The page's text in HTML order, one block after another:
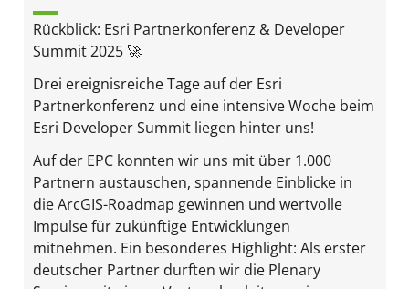
Rückblick: Esri Partnerkonferenz & Developer
Summit 2025 🚀
Drei ereignisreiche Tage auf der Esri
Partnerkonferenz und eine intensive Woche beim
Esri Developer Summit liegen hinter uns!
Auf der EPC konnten wir uns mit über 1.000
Partnern austauschen, spannende Einblicke in
die ArcGIS-Roadmap gewinnen und wertvolle
Impulse für zukünftige Entwicklungen
mitnehmen. Ein besonderes Highlight: Als erster
deutscher Partner durften wir die Plenary